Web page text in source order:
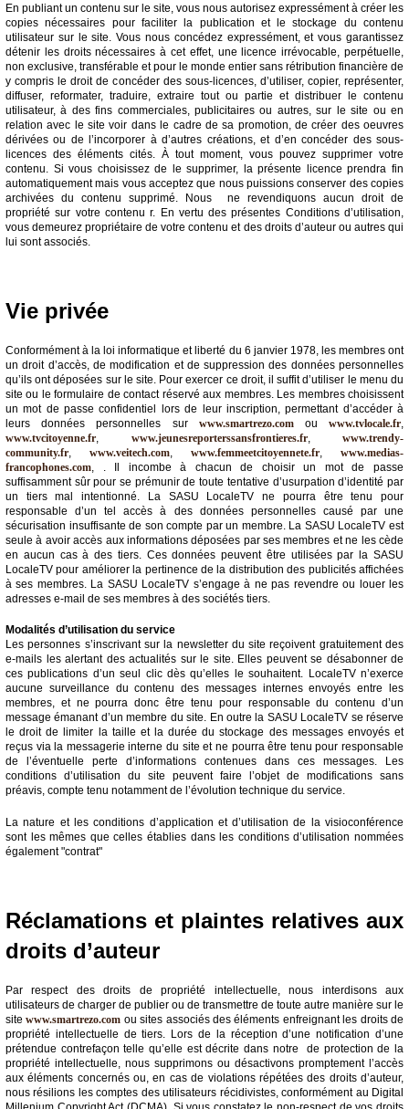
En publiant un contenu sur le site, vous nous autorisez expressément à créer les
copies nécessaires pour faciliter la publication et le stockage du contenu
utilisateur sur le site. Vous nous concédez expressément, et vous garantissez
détenir les droits nécessaires à cet effet, une licence irrévocable, perpétuelle,
non exclusive, transférable et pour le monde entier sans rétribution financière de
y compris le droit de concéder des sous-licences, d’utiliser, copier, représenter,
diffuser, reformater, traduire, extraire tout ou partie et distribuer le contenu
utilisateur, à des fins commerciales, publicitaires ou autres, sur le site ou en
relation avec le site voir dans le cadre de sa promotion, de créer des oeuvres
dérivées ou de l’incorporer à d’autres créations, et d’en concéder des sous-
licences des éléments cités. À tout moment, vous pouvez supprimer votre
contenu. Si vous choisissez de le supprimer, la présente licence prendra fin
automatiquement mais vous acceptez que nous puissions conserver des copies
archivées du contenu supprimé. Nous ne revendiquons aucun droit de
propriété sur votre contenu r. En vertu des présentes Conditions d’utilisation,
vous demeurez propriétaire de votre contenu et des droits d’auteur ou autres qui
lui sont associés.
Vie privée
Conformément à la loi informatique et liberté du 6 janvier 1978, les membres ont
un droit d’accès, de modification et de suppression des données personnelles
qu’ils ont déposées sur le site. Pour exercer ce droit, il suffit d’utiliser le menu du
site ou le formulaire de contact réservé aux membres. Les membres choisissent
un mot de passe confidentiel lors de leur inscription, permettant d’accéder à
leurs données personnelles sur www.smartrezo.comouwww.tvlocale.fr
www.tvcitoyenne.fr
www.jeunesreporterssansfrontieres.fr, www.trendy-
community.fr
www.veitech.com www.femmeetcitoyennete.fr
www.medias-
francophones.com , . Il incombe à chacun de choisir un mot de passe
suffisamment sûr pour se prémunir de toute tentative d’usurpation d’identité par
un tiers mal intentionné. La SASU LocaleTV ne pourra être tenu pour
responsable d’un tel accès à des données personnelles causé par une
sécurisation insuffisante de son compte par un membre. La SASU LocaleTV est
seule à avoir accès aux informations déposées par ses membres et ne les cède
en aucun cas à des tiers. Ces données peuvent être utilisées par la SASU
LocaleTV pour améliorer la pertinence de la distribution des publicités affichées
à ses membres. La SASU LocaleTV s’engage à ne pas revendre ou louer les
adresses e-mail de ses membres à des sociétés tiers.
Modalités d’utilisation du service
Les personnes s’inscrivant sur la newsletter du site reçoivent gratuitement des
e-mails les alertant des actualités sur le site. Elles peuvent se désabonner de
ces publications d’un seul clic dès qu’elles le souhaitent. LocaleTV n’exerce
aucune surveillance du contenu des messages internes envoyés entre les
membres, et ne pourra donc être tenu pour responsable du contenu d’un
message émanant d’un membre du site. En outre la SASU LocaleTV se réserve
le droit de limiter la taille et la durée du stockage des messages envoyés et
reçus via la messagerie interne du site et ne pourra être tenu pour responsable
de l’éventuelle perte d’informations contenues dans ces messages. Les
conditions d’utilisation du site peuvent faire l’objet de modifications sans
préavis, compte tenu notamment de l’évolution technique du service.
La nature et les conditions d’application et d’utilisation de la visioconférence
sont les mêmes que celles établies dans les conditions d’utilisation nommées
également "contrat"
Réclamations et plaintes relatives aux
droits d’auteur
Par respect des droits de propriété intellectuelle, nous interdisons aux
utilisateurs de charger de publier ou de transmettre de toute autre manière sur le
sitewww.smartrezo.com ou sites associés des éléments enfreignant les droits de
propriété intellectuelle de tiers. Lors de la réception d’une notification d’une
prétendue contrefaçon telle qu’elle est décrite dans notre de protection de la
propriété intellectuelle, nous supprimons ou désactivons promptement l’accès
aux éléments concernés ou, en cas de violations répétées des droits d’auteur,
nous résilions les comptes des utilisateurs récidivistes, conformément au Digital